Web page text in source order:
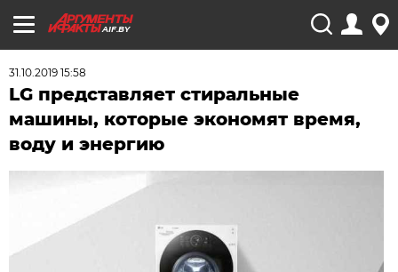
AIF.BY
31.10.2019 15:58
LG представляет стиральные
машины, которые экономят время,
воду и энергию